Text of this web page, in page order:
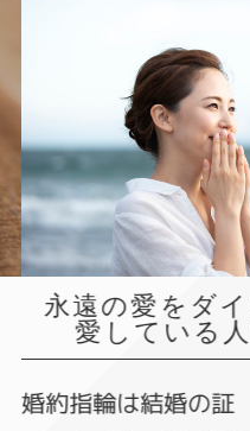
永遠の愛をダ
愛している
婚約指輪は結婚の証